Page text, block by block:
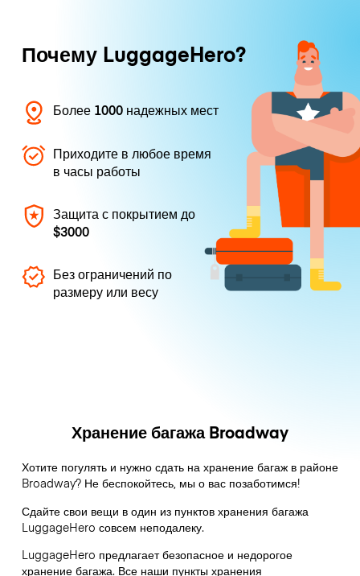
Почему LuggageHero?
Более 1000 надежных мест
Приходите в любое время
в часы работы
Защита с покрытием до
$3000
Без ограничений по
размеру или весу
Хранение багажа Broadway
Хотите погулять и нужно сдать на хранение багаж в районе
Broadway? Не беспокойтесь, мы о вас позаботимся!
Сдайте свои вещи в один из пунктов хранения багажа
LuggageHero совсем неподалеку.
LuggageHero предлагает безопасное и недорогое
хранение багажа. Все наши пункты хранения